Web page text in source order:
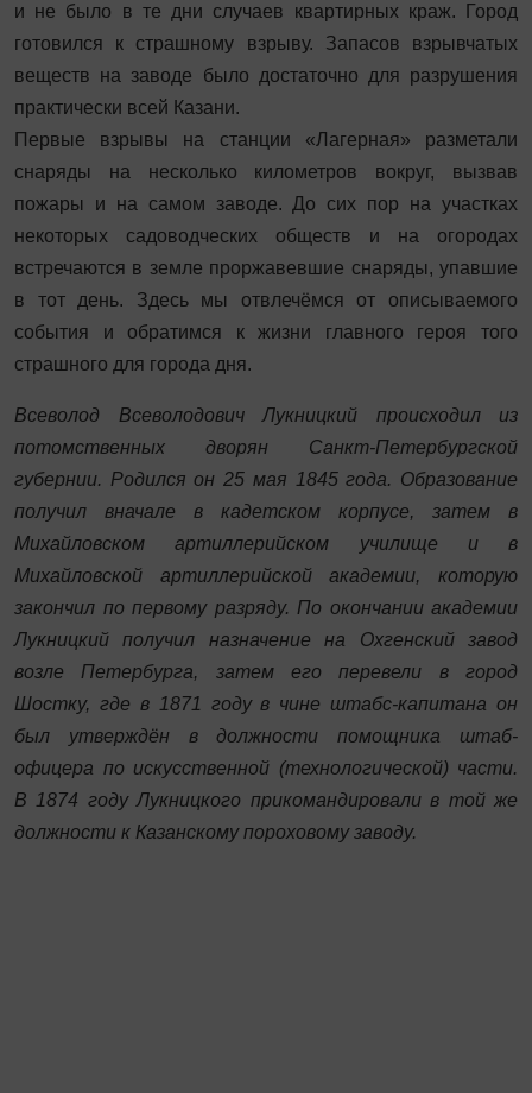
и не было в те дни случаев квартирных краж. Город
готовился к страшному взрыву. Запасов взрывчатых
веществ на заводе было достаточно для разрушения
практически всей Казани.
Первые взрывы на станции «Лагерная» разметали
снаряды на несколько километров вокруг, вызвав
пожары и на самом заводе. До сих пор на участках
некоторых садоводческих обществ и на огородах
встречаются в земле проржавевшие снаряды, упавшие
в тот день. Здесь мы отвлечёмся от описываемого
события и обратимся к жизни главного героя того
страшного для города дня.
Всеволод Всеволодович Лукницкий происходил из
потомственных дворян Санкт-Петербургской
губернии. Родился он 25 мая 1845 года. Образование
получил вначале в кадетском корпусе, затем в
Михайловском артиллерийском училище и в
Михайловской артиллерийской академии, которую
закончил по первому разряду. По окончании академии
Лукницкий получил назначение на Охгенский завод
возле Петербурга, затем его перевели в город
Шостку, где в 1871 году в чине штабс-капитана он
был утверждён в должности помощника штаб-
офицера по искусственной (технологической) ­части.
В 1874 году Лукницкого прикомандировали в той же
должности к Казанскому пороховому заводу.